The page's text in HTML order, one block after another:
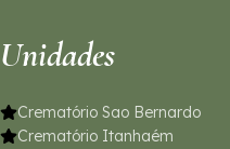
Unidades
Crematório Sao Bernardo
Crematório Itanhaém